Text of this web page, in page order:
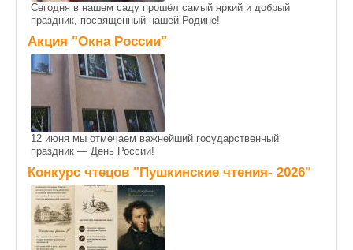
Сегодня в нашем саду прошёл самый яркий и добрый
праздник, посвящённый нашей Родине!
Акция "Окна России"
12 июня мы отмечаем важнейший государственный
праздник — День России!
Конкурс чтецов "Пушкинские чтения- 2026"